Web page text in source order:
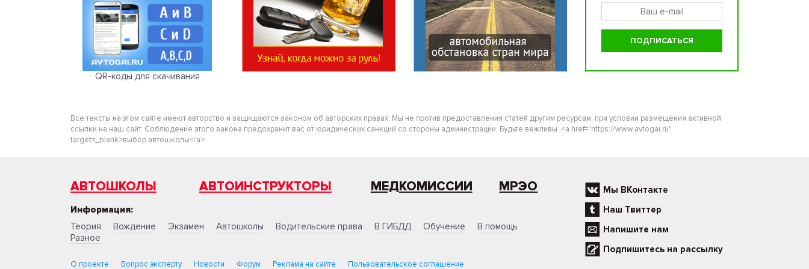
QR-коды для скачивания
Все тексты на этом сайте имеют авторство и защищаются законом об авторских правах. Мы не против предоставления статей другим ресурсам, при условии размещения активной
ссылки на наш сайт. Соблюдение этого закона предохранит вас от юридических санкций со стороны администрации. Будьте вежливы. <a href="https://www.avtogai.ru"
target=_blank>выбор автошколы</a>
АВТОШКОЛЫ АВТОИНСТРУКТОРЫ МЕДКОМИССИИ МРЭО
Информация:
Теория
Вождение Экзамен Автошколы Водительские права В ГИБДД Обучение
В помощь
Разное
О проекте Вопрос эксперту Новости Форум Реклама на сайте Пользовательское соглашение
Мы ВКонтакте
Наш Твиттер
Напишите нам
Подпишитесь на рассылку